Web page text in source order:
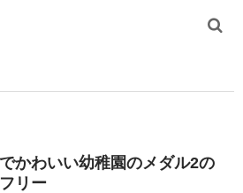
かわいい幼稚園のメダル2の
リー